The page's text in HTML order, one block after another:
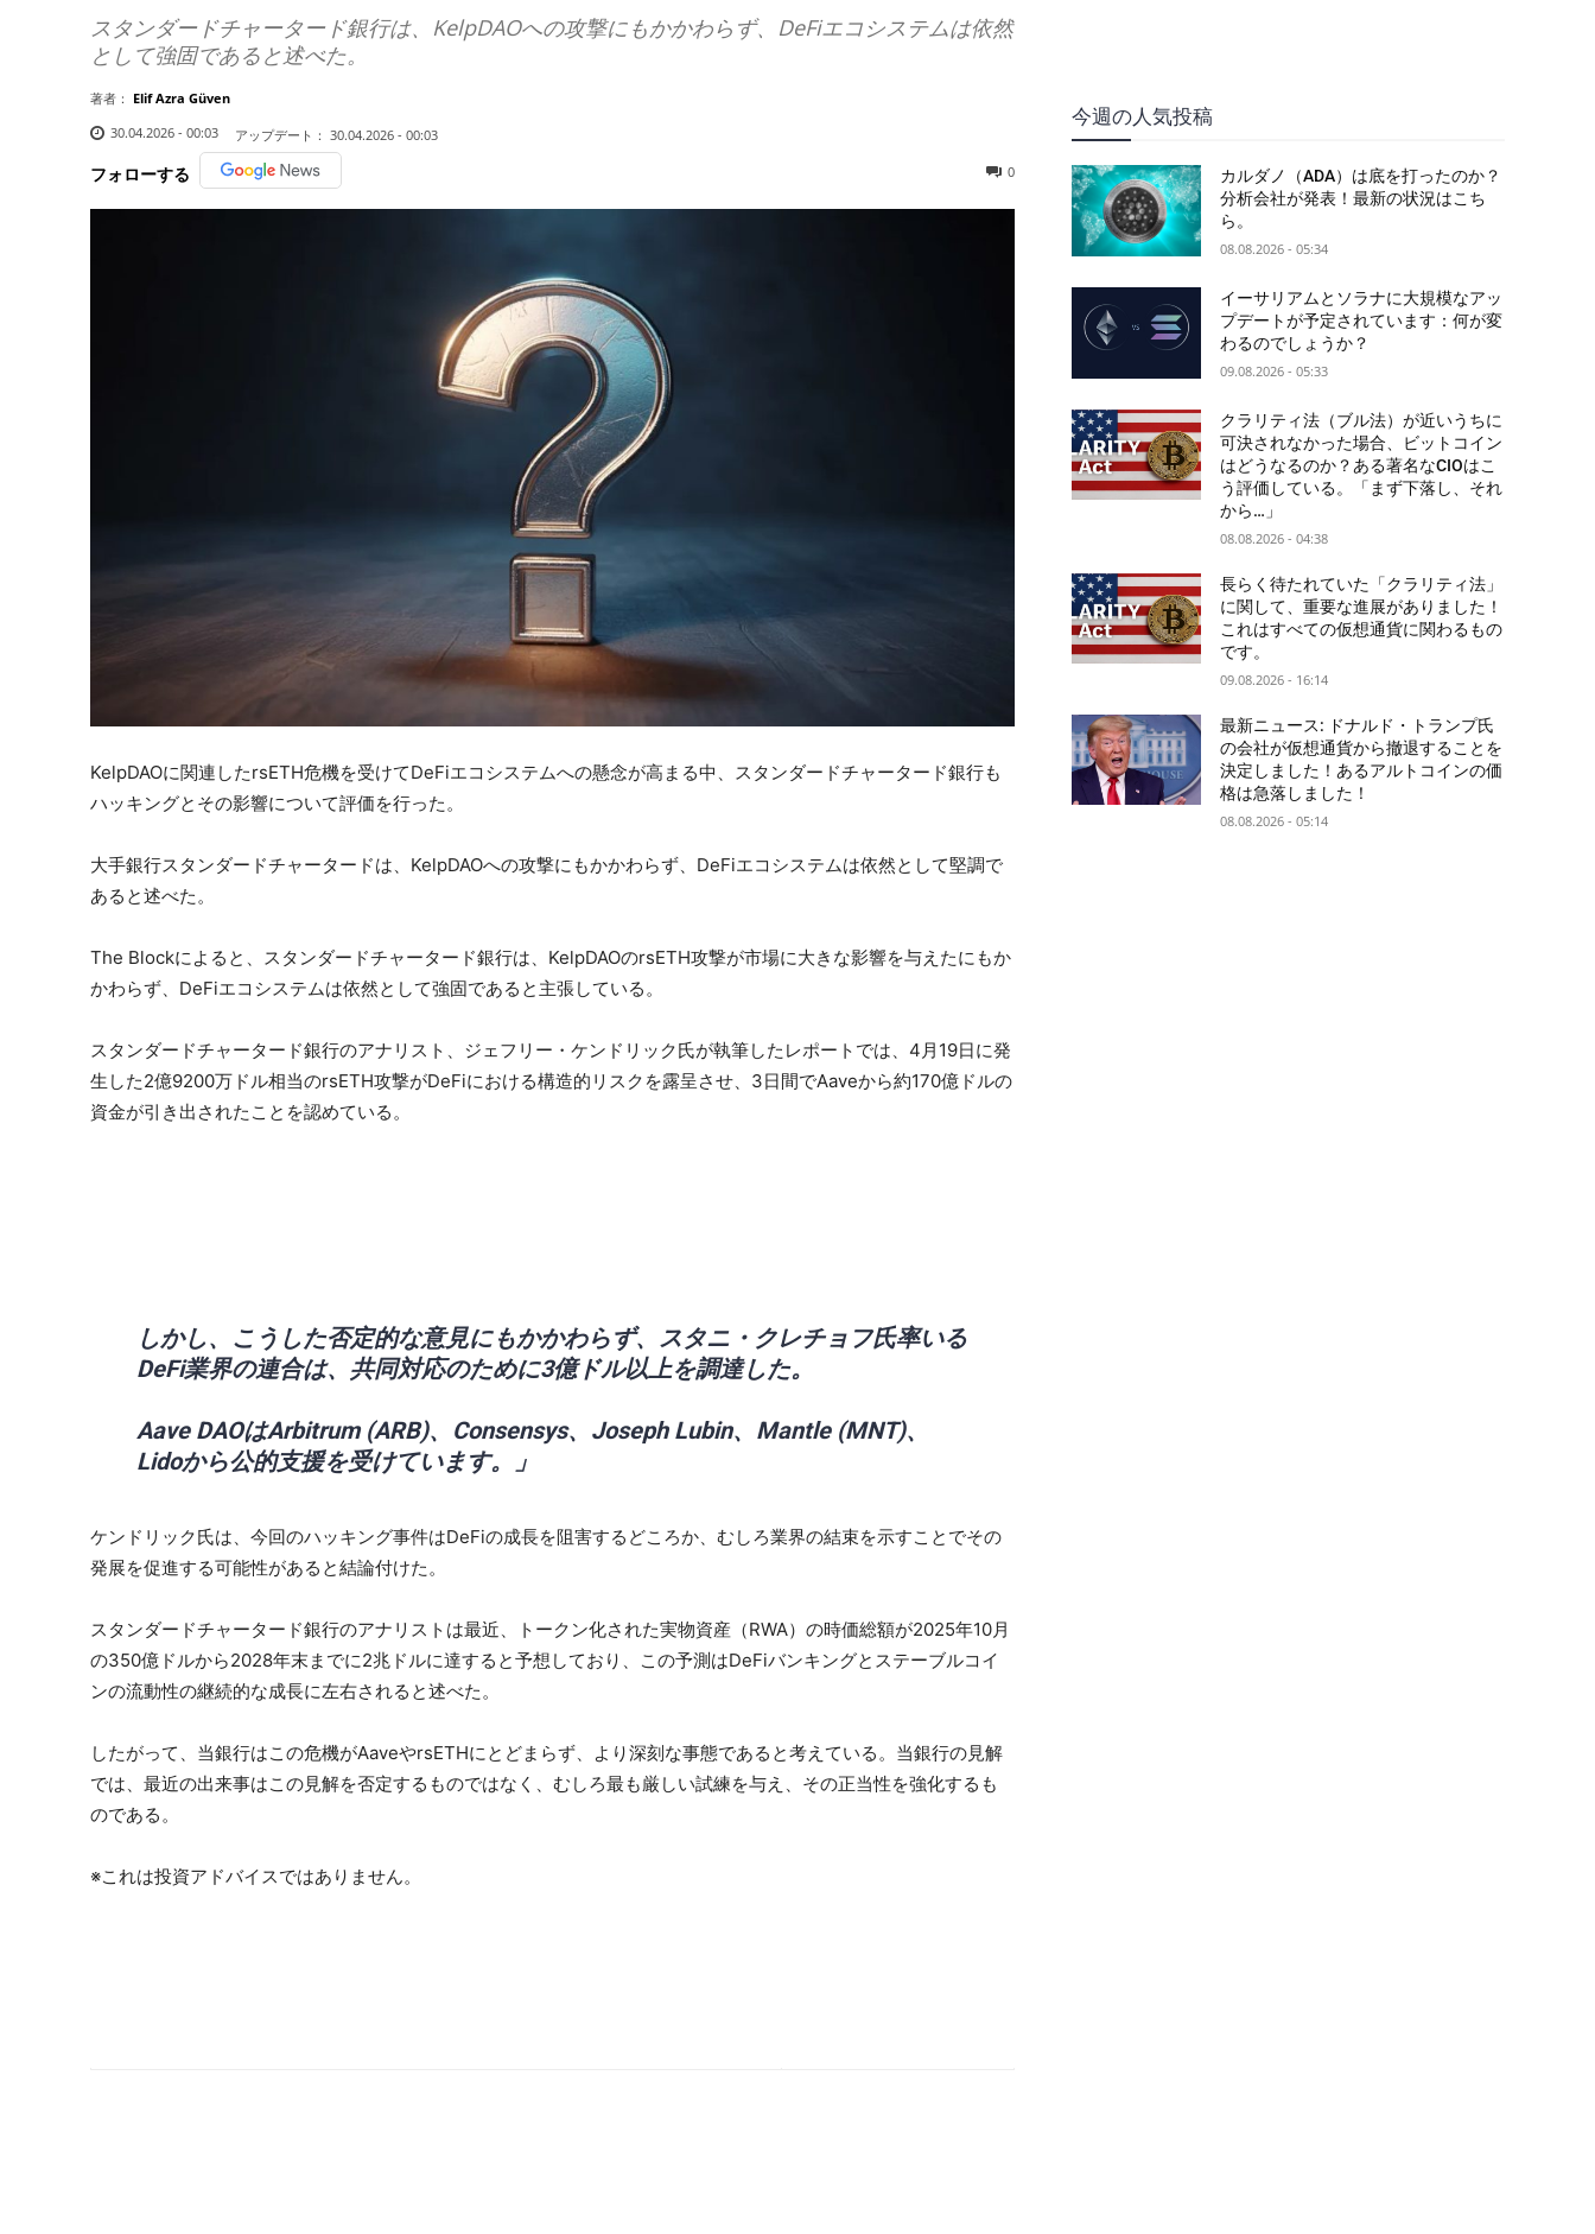
スタンダードチャータード銀行は、KelpDAOへの攻撃にもかかわらず、DeFiエコシステムは依然
として強固であると述べた。
著者： Elif Azra Güven
30.04.2026 - 00:03
アップデート： 30.04.2026 - 00:03
フォローする 0
KelpDAOに関連したrsETH危機を受けてDeFiエコシステムへの懸念が高まる中、スタンダードチャータード銀行も
ハッキングとその影響について評価を行った。
大手銀行スタンダードチャータードは、KelpDAOへの攻撃にもかかわらず、DeFiエコシステムは依然として堅調で
あると述べた。
The Blockによると、スタンダードチャータード銀行は、KelpDAOのrsETH攻撃が市場に大きな影響を与えたにもか
かわらず、DeFiエコシステムは依然として強固であると主張している。
スタンダードチャータード銀行のアナリスト、ジェフリー・ケンドリック氏が執筆したレポートでは、4月19日に発
生した2億9200万ドル相当のrsETH攻撃がDeFiにおける構造的リスクを露呈させ、3日間でAaveから約170億ドルの
資金が引き出されたことを認めている。
しかし、こうした否定的な意見にもかかわらず、スタニ・クレチョフ氏率いる
DeFi業界の連合は、共同対応のために3億ドル以上を調達した。
Aave DAOはArbitrum (ARB)、Consensys、Joseph Lubin、Mantle (MNT)、
Lidoから公的支援を受けています。」
ケンドリック氏は、今回のハッキング事件はDeFiの成長を阻害するどころか、むしろ業界の結束を示すことでその
発展を促進する可能性があると結論付けた。
スタンダードチャータード銀行のアナリストは最近、トークン化された実物資産（RWA）の時価総額が2025年10月
の350億ドルから2028年末までに2兆ドルに達すると予想しており、この予測はDeFiバンキングとステーブルコイ
ンの流動性の継続的な成長に左右されると述べた。
したがって、当銀行はこの危機がAaveやrsETHにとどまらず、より深刻な事態であると考えている。当銀行の見解
では、最近の出来事はこの見解を否定するものではなく、むしろ最も厳しい試練を与え、その正当性を強化するも
のである。
※これは投資アドバイスではありません。
今週の人気投稿
カルダノ（ADA）は底を打ったのか？
分析会社が発表！最新の状況はこち
ら。
08.08.2026 - 05:34
イーサリアムとソラナに大規模なアッ
プデートが予定されています：何が変
わるのでしょうか？
09.08.2026 - 05:33
クラリティ法（ブル法）が近いうちに
可決されなかった場合、ビットコイン
はどうなるのか？ある著名なCIOはこ
う評価している。「まず下落し、それ
から…」
08.08.2026 - 04:38
長らく待たれていた「クラリティ法」
に関して、重要な進展がありました！
これはすべての仮想通貨に関わるもの
です。
09.08.2026 - 16:14
最新ニュース: ドナルド・トランプ氏
の会社が仮想通貨から撤退することを
決定しました！あるアルトコインの価
格は急落しました！
08.08.2026 - 05:14